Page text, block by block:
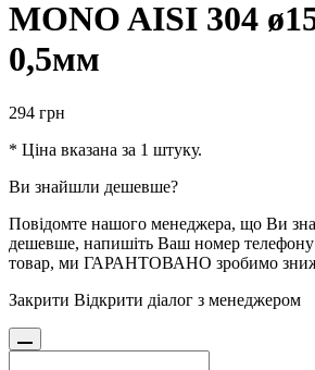
MONO AISI 304
0,5мм
294 грн
* Ціна вказана за 1 штуку.
Ви знайшли дешевше?
Повідомте нашого менеджера, що Ви
дешевше, напишіть Ваш номер телефону
товар, ми ГАРАНТОВАНО зробимо
Закрити Відкрити діалог з менеджером